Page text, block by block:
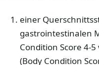
einer
gastrointestinalen
Condition Score 4-
(Body Condition